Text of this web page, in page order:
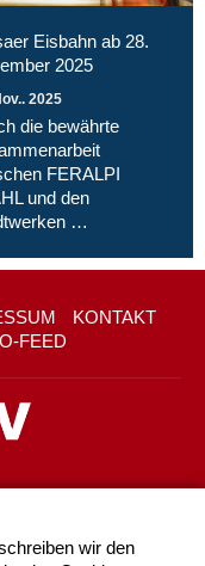
Eisbahn ab 28.
2025
2025
die bewährte
FERALPI
und den
…
KONTAKT
FEED
wir den